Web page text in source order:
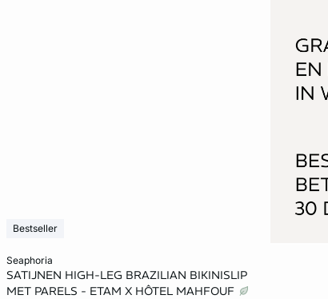
seaphoria
SATIJNEN HIGH-LEG BRAZILIAN BIKINISLIP
MET PARELS - ETAM X HÔTEL MAHFOUF
Bestseller
32 34 36 40